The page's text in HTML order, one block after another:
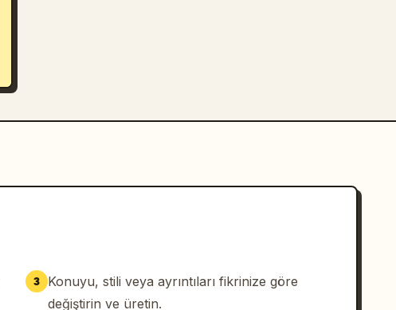
3
Konuyu, stili veya ayrıntıları fikrinize göre
değiştirin ve üretin.